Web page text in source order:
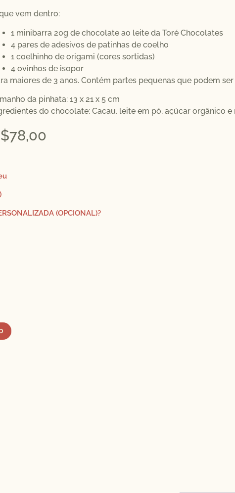
vem dentro:
1 minibarra 20g de chocolate ao leite da Toré Chocolates
4 pares de adesivos de patinhas de coelho
1 coelhinho de origami (cores sortidas)
4 ovinhos de isopor
maiores de 3 anos. Contém partes pequenas que podem
da pinhata: 13 x 21 x 5 cm
do chocolate: Cacau, leite em pó, açúcar orgânico e
78,00
(OPCIONAL)?